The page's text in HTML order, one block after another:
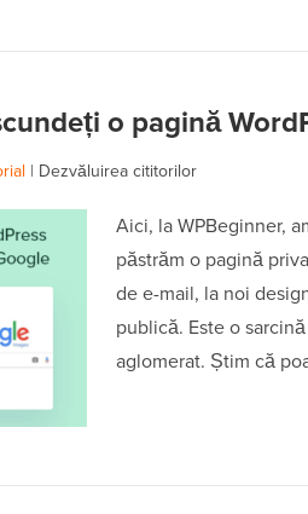
o pagină
| Dezvăluirea cititorilor
Aici, la WPBeginner,
păstrăm o pagină
de e-mail, la noi
publică. Este o
aglomerat. Știm că